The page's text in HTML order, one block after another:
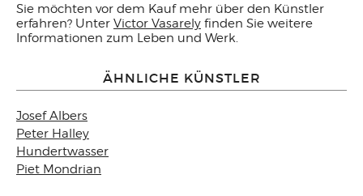
Sie möchten vor dem Kauf mehr über den Künstler
erfahren? Unter Victor Vasarely finden Sie weitere
Informationen zum Leben und Werk.
ÄHNLICHE KÜNSTLER
Josef Albers
Peter Halley
Hundertwasser
Piet Mondrian